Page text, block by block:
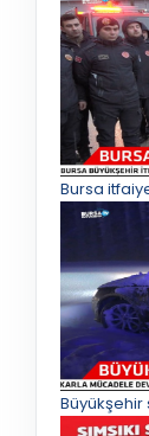
Bursa
Büyükşehir